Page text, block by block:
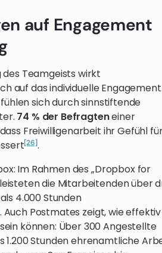
auf Engagement
Teamgeists wirkt
auf das individuelle
sich durch sinnstiftende
74 % der Befragteneiner
Freiwilligenarbeit ihr Gefühl
[26].
Im Rahmen des „Dropbox for
die Mitarbeitenden über
4.000 Stunden
. Auch Postmates zeigt, wie effektiv
können: Über 300 Angestellte
1.200 Stunden ehrenamtliche